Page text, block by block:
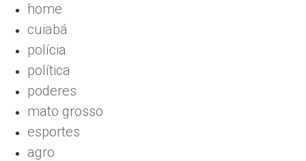
home
cuiabá
polícia
política
poderes
mato grosso
esportes
agro